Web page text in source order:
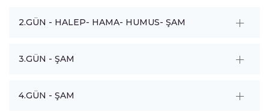
2.GÜN - HALEP- HAMA- HUMUS- ŞAM
3.GÜN - ŞAM
4.GÜN - ŞAM